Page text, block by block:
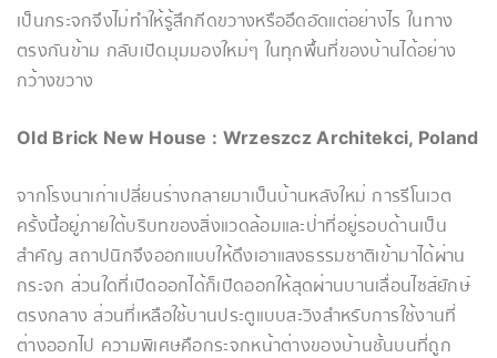
เป็นกระจกจึงไม่ทำให้รู้สึกกีดขวางหรืออึดอัดแต่อย่างไร ในทาง
ตรงกันข้าม กลับเปิดมุมมองใหม่ๆ ในทุกพื้นที่ของบ้านได้อย่าง
กว้างขวาง
Old Brick New House : Wrzeszcz Architekci, Poland
จากโรงนาเก่าเปลี่ยนร่างกลายมาเป็นบ้านหลังใหม่ การรีโนเวต
ครั้งนี้อยู่ภายใต้บริบทของสิ่งแวดล้อมและป่าที่อยู่รอบด้านเป็น
สำคัญ​ สถาปนิกจึงออกแบบให้ดึงเอาแสงธรรมชาติเข้ามาได้ผ่าน
กระจก ส่วนใดที่เปิดออกได้ก็เปิดออกให้สุดผ่านบานเลื่อนไซส์ยักษ์
ตรงกลาง ส่วนที่เหลือใช้บานประตูแบบสะวิงสำหรับการใช้งานที่
ต่างออกไป ความพิเศษคือกระจกหน้าต่างของบ้านชั้นบนที่ถูก